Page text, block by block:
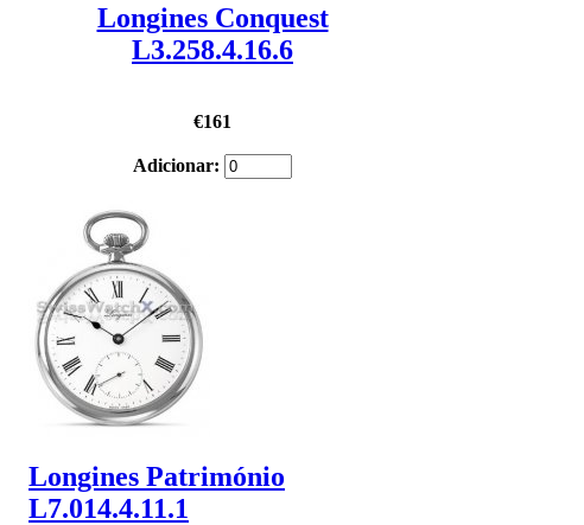
Longines Conquest
L3.258.4.16.6
€161
Adicionar:
Longines Património
L7.014.4.11.1